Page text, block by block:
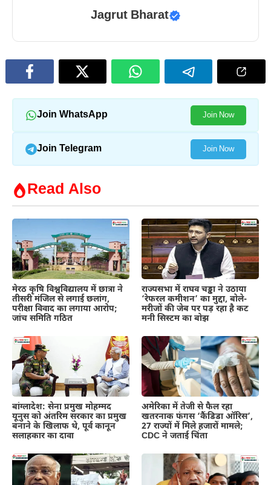
Jagrut Bharat
Join WhatsApp Join Now
Join Telegram Join Now
Read Also
मेरठ कृषि विश्वविद्यालय में छात्रा ने
तीसरी मंजिल से लगाई छलांग,
परीक्षा विवाद का लगाया आरोप;
जांच समिति गठित
राज्यसभा में राघव चड्ढा ने उठाया
‘रेफरल कमीशन’ का मुद्दा, बोले-
मरीजों की जेब पर पड़ रहा है कट
मनी सिस्टम का बोझ
बांग्लादेश: सेना प्रमुख मोहम्मद
यूनुस को अंतरिम सरकार का प्रमुख
बनाने के खिलाफ थे, पूर्व कानून
सलाहकार का दावा
अमेरिका में तेजी से फैल रहा
खतरनाक फंगस ‘कैंडिडा ऑरिस’,
27 राज्यों में मिले हजारों मामले;
CDC ने जताई चिंता